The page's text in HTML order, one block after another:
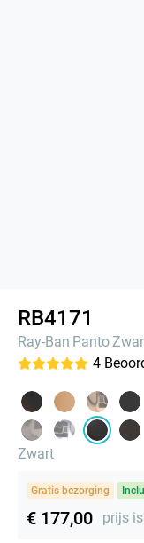
RB4171
Ray-Ban Panto
4
Zwart
Gratis bezorging
€ 177,00 prijs